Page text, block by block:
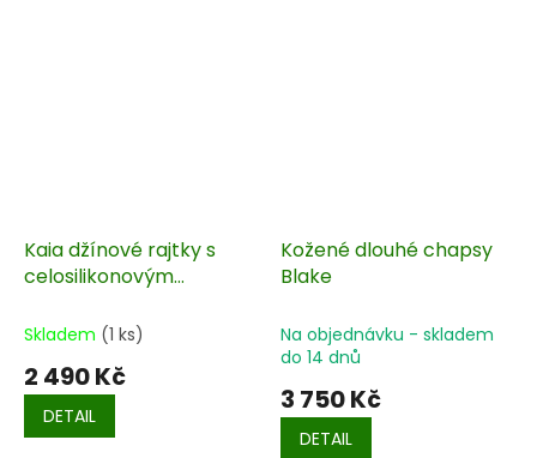
Kaia džínové rajtky s
celosilikonovým
pasem
Skladem (1 ks)
2 490 Kč
DETAIL
Kožené dlouhé chapsy
Blake
Na objednávku - skladem
do 14 dnů
3 750 Kč
DETAIL